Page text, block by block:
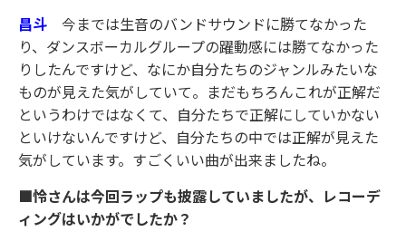
昌斗 今までは生音のバンドサウンドに勝てなかった
り、ダンスボーカルグループの躍動感には勝てなかった
りしたんですけど、なにか自分たちのジャンルみたいな
ものが見えた気がしていて。まだもちろんこれが正解だ
というわけではなくて、自分たちで正解にしていかない
といけないんですけど、自分たちの中では正解が見えた
気がしています。すごくいい曲が出来ましたね。
■怜さんは今回ラップも披露していましたが、レコーデ
ィングはいかがでしたか？